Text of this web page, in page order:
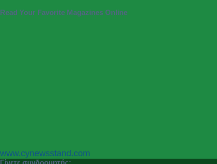
Read Your Favorite Magazines Online
P
r
N
e
www.cynewsstand.com